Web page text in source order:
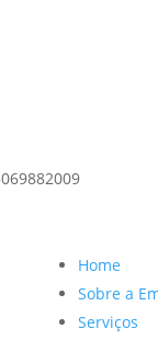
Home
Sobre a
Serviços